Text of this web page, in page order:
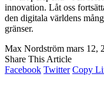
innovation. Låt oss
den digitala världens
gränser.
Max Nordström mars 12,
Share This Article
Facebook Twitter Copy